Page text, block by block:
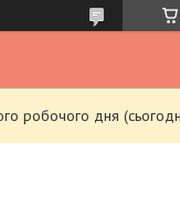
робочого дня